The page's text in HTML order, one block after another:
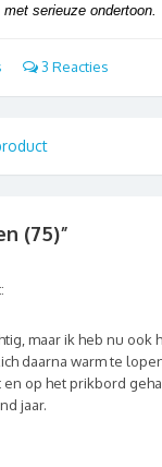
serieuze ondertoon.
3 Reacties
(75)”
maar ik heb nu ook
daarna warm te
op het prikbord
jaar.